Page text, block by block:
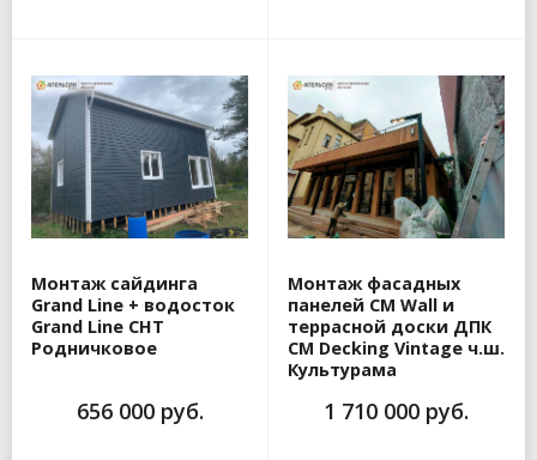
Монтаж сайдинга
Grand Line + водосток
Grand Line СНТ
Родничковое
656 000 руб.
Монтаж фасадных
панелей CM Wall и
террасной доски ДПК
CM Decking Vintage ч.ш.
Культурама
1 710 000 руб.